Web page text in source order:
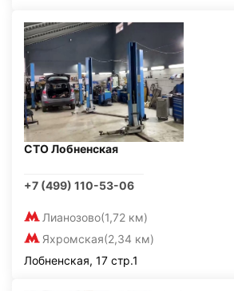
СТО Лобненская
+7 (499) 110-53-06
Лианозово(1,72 км)
Яхромская(2,34 км)
Лобненская, 17 стр.1